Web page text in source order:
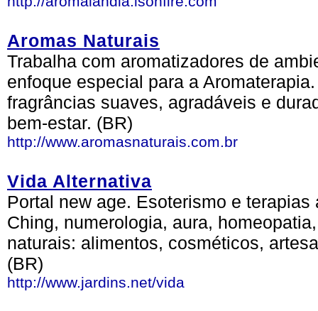
Aromas Naturais
Trabalha com aromatizadores de
enfoque especial para a
fragrâncias suaves, agradáveis e
bem-estar. (BR)
http://www.aromasnaturais.com.br
Vida Alternativa
Portal new age. Esoterismo e
Ching, numerologia, aura,
naturais: alimentos, cosméticos,
(BR)
http://www.jardins.net/vida